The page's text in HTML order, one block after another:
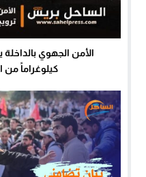
كيلوغراماً من